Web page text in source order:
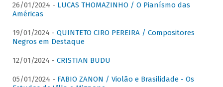
26/01/2024 - LUCAS THOMAZINHO / O Pianísmo das
Américas
19/01/2024 - QUINTETO CIRO PEREIRA / Compositores
Negros em Destaque
12/01/2024 - CRISTIAN BUDU
05/01/2024 - FABIO ZANON / Violão e Brasilidade - Os